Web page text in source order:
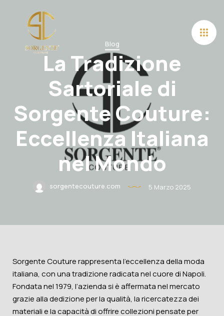
Blog
La Tradizione
Sartoriale di
Sorgente Couture:
Eccellenza Italiana
nel Mondo
sorgentecouture.com 5 Marzo 2025
Sorgente Couture rappresenta l’eccellenza della moda
italiana, con una tradizione radicata nel cuore di Napoli.
Fondata nel 1979, l’azienda si è affermata nel mercato
grazie alla dedizione per la qualità, la ricercatezza dei
materiali e la capacità di offrire collezioni pensate per